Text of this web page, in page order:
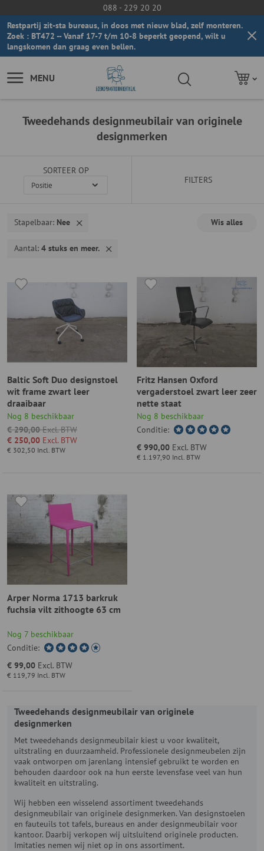
088 - 229 20 20
Restpartij zit-sta bureaus, in doos met nieuw blad, zelf monteren.
Zoek : BT472 -- Vanaf 17-7 t/m 10-8 beperkt geopend, wilt u
langskomen dan graag even bellen.
MENU
Tweedehands designmeubilair van originele
designmerken
SORTEER OP
FILTERS
Stapelbaar Nee
Aantal 4 stuks en meer.
Wis alles
Baltic Soft Duo designstoel
wit frame zwart leer
draaibaar
Nog 8 beschikbaar
€ 290,00 Excl. BTW
€ 302,50 Incl. BTW
€ 250,00 Excl. BTW
Fritz Hansen Oxford
vergaderstoel zwart leer zeer
nette staat
Nog 8 beschikbaar
Conditie:
€ 1.197,90 Incl. BTW
€ 990,00 Excl. BTW
Arper Norma 1713 barkruk
fuchsia vilt zithoogte 63 cm
Nog 7 beschikbaar
Conditie:
€ 119,79 Incl. BTW
€ 99,00 Excl. BTW
Tweedehands designmeubilair van originele
designmerken
Met tweedehands designmeubilair kiest u voor kwaliteit,
uitstraling en duurzaamheid. Professionele designmeubelen zijn
vaak ontworpen om jarenlang intensief gebruikt te worden en
behouden daardoor ook na hun eerste levensfase veel van hun
kwaliteit en uitstraling.
Wij hebben een wisselend assortiment tweedehands
designmeubilair van originele designmerken. Van designstoelen
en fauteuils tot tafels, bureaus en ander designmeubilair voor
kantoor. Daarbij verkopen wij uitsluitend originele producten.
Imitaties nemen wij niet op in ons assortiment.